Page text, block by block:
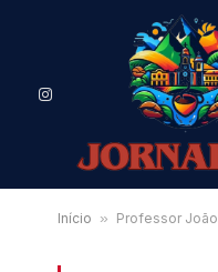
Instagram
Início » Professor